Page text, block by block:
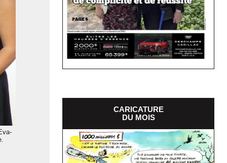
CARICATURE
DU MOIS